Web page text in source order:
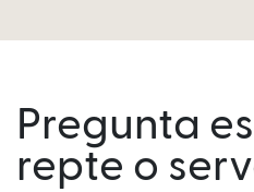
Pregunta
repte o